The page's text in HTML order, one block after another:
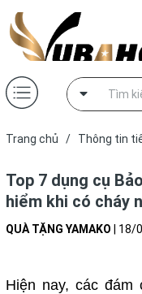
Trang chủ / Thông tin
Top 7 dụng cụ
hiểm khi có cháy
QUÀ TẶNG YAMAKO 18/
Hiện nay, các đám